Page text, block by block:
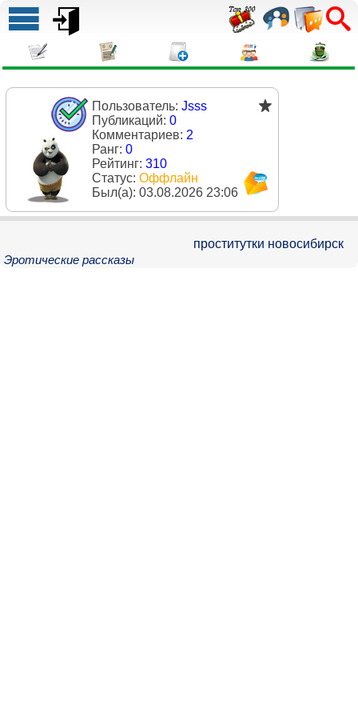
Пользователь: Jsss
Публикаций: 0
Комментариев: 2
Ранг: 0
Рейтинг: 310
Статус: Оффлайн
Был(a): 03.08.2026 23:06
Эротические рассказы
проститутки новосибирск